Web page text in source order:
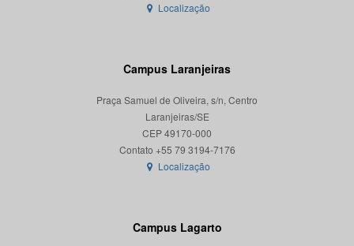
Localização
Campus Laranjeiras
Praça Samuel de Oliveira, s/n, Centro
Laranjeiras/SE
CEP 49170-000
Localização
Campus Lagarto